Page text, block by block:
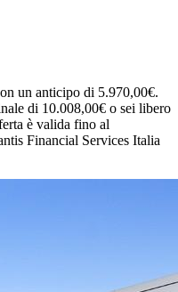
un anticipo di 5.970,00€.
di 10.008,00€ o sei libero
è valida fino al
Financial Services Italia